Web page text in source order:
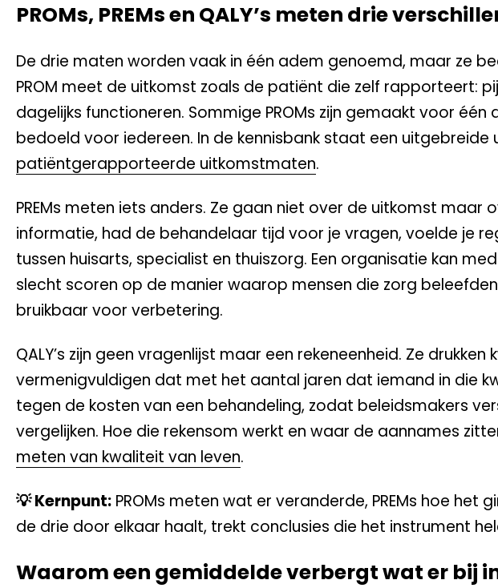
PROMs, PREMs en QALY’s meten drie
De drie maten worden vaak in één adem genoemd, maar ze
PROM meet de uitkomst zoals de patiënt die zelf rapporteert:
dagelijks functioneren. Sommige PROMs zijn gemaakt voor één
bedoeld voor iedereen. In de kennisbank staat een uitgebreide
patiëntgerapporteerde uitkomstmaten.
PREMs meten iets anders. Ze gaan niet over de uitkomst maar
informatie, had de behandelaar tijd voor je vragen, voelde je
tussen huisarts, specialist en thuiszorg. Een organisatie kan
slecht scoren op de manier waarop mensen die zorg
bruikbaar voor verbetering.
QALY’s zijn geen vragenlijst maar een rekeneenheid. Ze
vermenigvuldigen dat met het aantal jaren dat iemand in die
tegen de kosten van een behandeling, zodat beleidsmakers
vergelijken. Hoe die rekensom werkt en waar de aannames
meten van kwaliteit van leven.
💡 Kernpunt: PROMs meten wat er veranderde, PREMs hoe het
de drie door elkaar haalt, trekt conclusies die het instrument
Waarom een gemiddelde verbergt wat er bij